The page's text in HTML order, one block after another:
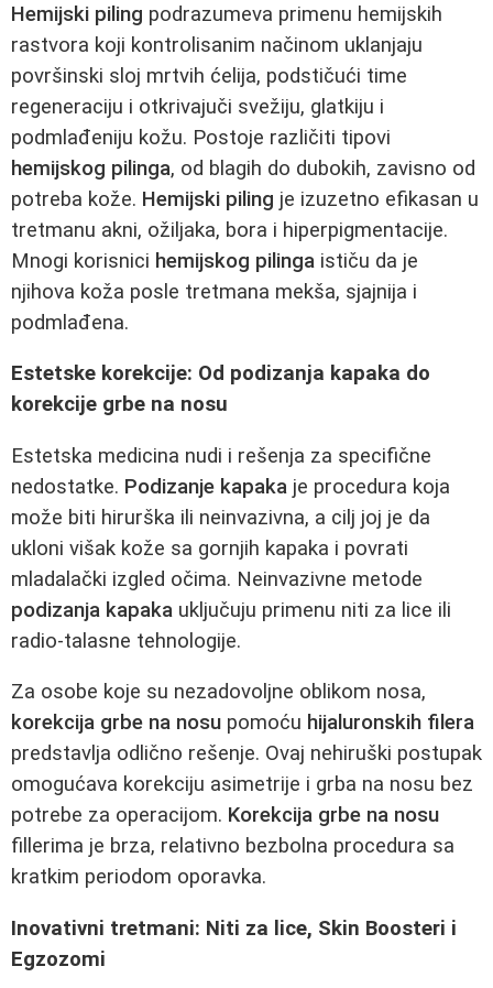
Hemijski piling podrazumeva primenu hemijskih
rastvora koji kontrolisanim načinom uklanjaju
površinski sloj mrtvih ćelija, podstičući time
regeneraciju i otkrivajuči svežiju, glatkiju i
podmlađeniju kožu. Postoje različiti tipovi
hemijskog pilinga, od blagih do dubokih, zavisno od
potreba kože. Hemijski piling je izuzetno efikasan u
tretmanu akni, ožiljaka, bora i hiperpigmentacije.
Mnogi korisnici hemijskog pilinga ističu da je
njihova koža posle tretmana mekša, sjajnija i
podmlađena.
Estetske korekcije: Od podizanja kapaka do
korekcije grbe na nosu
Estetska medicina nudi i rešenja za specifične
nedostatke. Podizanje kapaka je procedura koja
može biti hirurška ili neinvazivna, a cilj joj je da
ukloni višak kože sa gornjih kapaka i povrati
mladalački izgled očima. Neinvazivne metode
podizanja kapaka uključuju primenu niti za lice ili
radio-talasne tehnologije.
Za osobe koje su nezadovoljne oblikom nosa,
korekcija grbe na nosu pomoću hijaluronskih filera
predstavlja odlično rešenje. Ovaj nehiruški postupak
omogućava korekciju asimetrije i grba na nosu bez
potrebe za operacijom. Korekcija grbe na nosu
fillerima je brza, relativno bezbolna procedura sa
kratkim periodom oporavka.
Inovativni tretmani: Niti za lice, Skin Boosteri i
Egzozomi